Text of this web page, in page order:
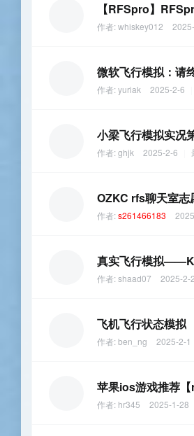
【RFSpro】
作者:whiskey012
微软飞行模拟：请
作者:yuriak 2025-2-6
小梁飞行模拟实况
作者:ghjk 2025-2-6
OZKC rfs聊天室志
作者:s261466183
真实飞行模拟
作者:shaad07 2025-2-2
飞机飞行状态模拟
作者:ben_ng 2025-2-1
苹果ios游戏推荐
作者: hr345 2025-1-28